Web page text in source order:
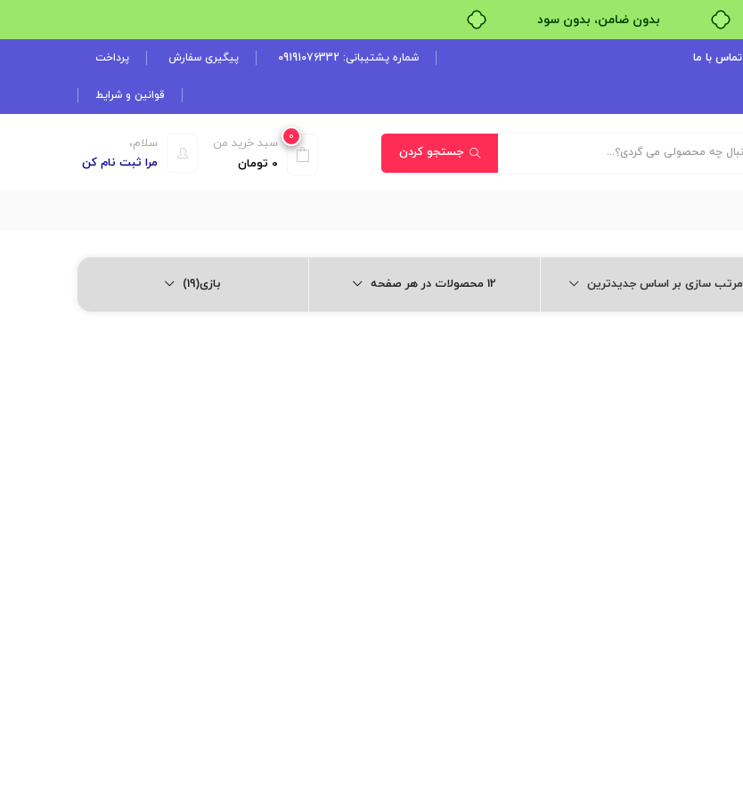
بدون ضامن، بدون سود
تماس با ما شماره پشتیبانی: 09191076332 پیگیری سفارش پرداخت
قوانین و شرایط
جستجو کردن
سلام،
مرا ثبت نام کن
0
سبد خرید من
0 تومان
مرتب سازی بر اساس جدیدترین 12 محصولات در هر صفحه بازی(19)